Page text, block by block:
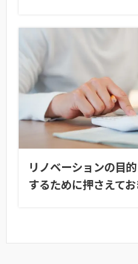
リノベーションの目
するために押さえて